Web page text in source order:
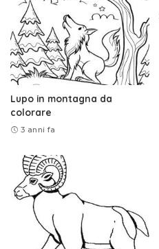
Lupo in montagna da
colorare
3 anni fa